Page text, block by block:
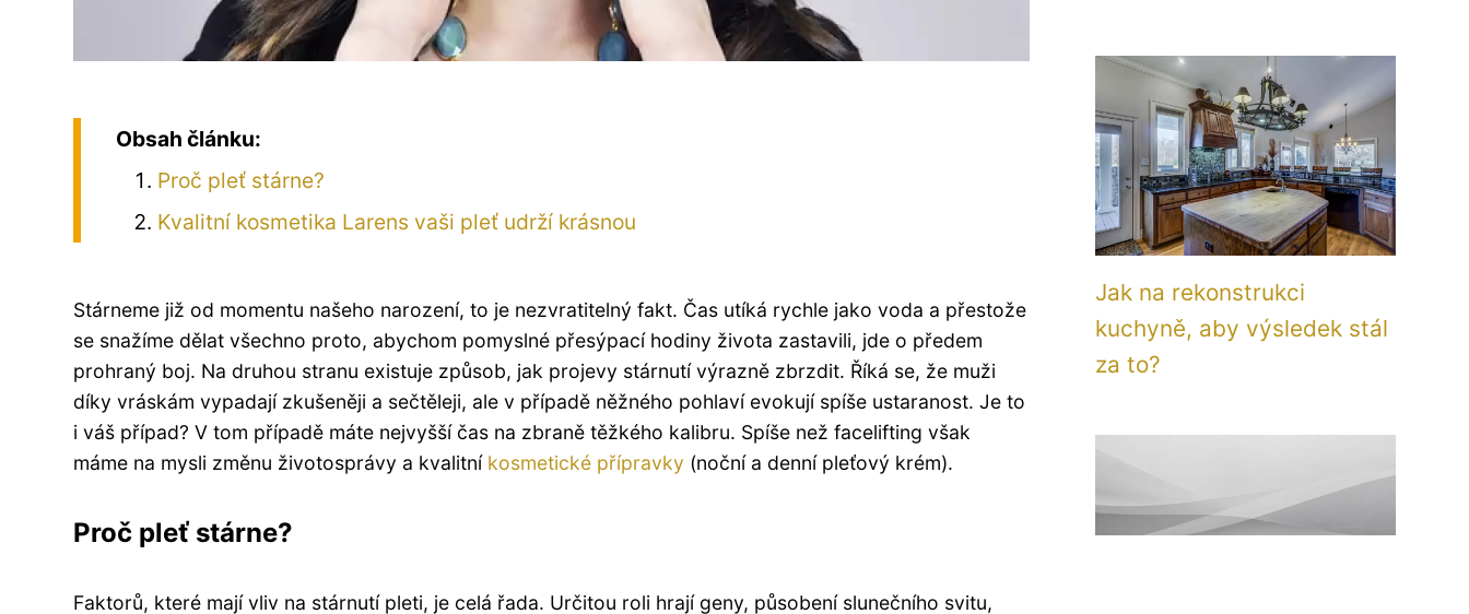
Obsah článku:
Proč pleť stárne?
Kvalitní kosmetika Larens vaši pleť udrží krásnou
Stárneme již od momentu našeho narození, to je nezvratitelný fakt. Čas utíká rychle jako voda a přestože
se snažíme dělat všechno proto, abychom pomyslné přesýpací hodiny života zastavili, jde o předem
prohraný boj. Na druhou stranu existuje způsob, jak projevy stárnutí výrazně zbrzdit. Říká se, že muži
díky vráskám vypadají zkušeněji a sečtěleji, ale v případě něžného pohlaví evokují spíše ustaranost. Je to
i váš případ? V tom případě máte nejvyšší čas na zbraně těžkého kalibru. Spíše než facelifting však
máme na mysli změnu životosprávy a kvalitní kosmetické přípravky (noční a denní pleťový krém).
Proč pleť stárne?
Faktorů, které mají vliv na stárnutí pleti, je celá řada. Určitou roli hrají geny, působení slunečního svitu,
Jak na rekonstrukci
kuchyně, aby výsledek stál
za to?